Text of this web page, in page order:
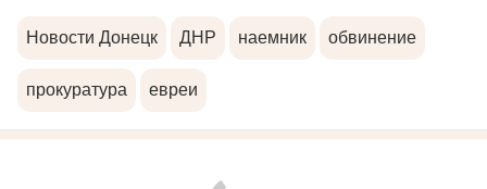
Новости Донецк ДНР наемник обвинение
прокуратура евреи